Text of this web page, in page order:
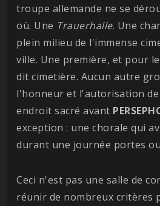
troupe allemande ne se
où. Une Trauerhalle. Une
plein milieu de l'immense
ville. Une première, et pour
dit cimetière. Aucun autre
l'honneur et l'autorisation
endroit sacré avant
exception : une chorale qui
durant une journée portes
Ceci n'est pas une salle de
réunir de nombreux critères